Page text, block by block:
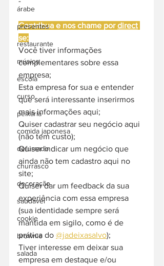
árabe
presentes
restaurante
música
escola
curso
peixaria
comida japonesa
defumado
churrasco
decoração
saudavel
cookie
brownie
salada
Contribua e nos chame por direct
se:
Você tiver informações
complementares sobre essa
empresa;
Esta empresa for sua e entender
que será interessante inserirmos
mais informações aqui;
Quiser cadastrar seu negócio aqui
(não tem custo);
Quiser indicar um negócio que
ainda não tem cadastro aqui no
site;
Quiser dar um feedback da sua
experiência com essa empresa
(sua identidade sempre será
mantida em sigilo, como é de
prática do @jadeixasalvo);
Tiver interesse em deixar sua
empresa em destaque e/ou